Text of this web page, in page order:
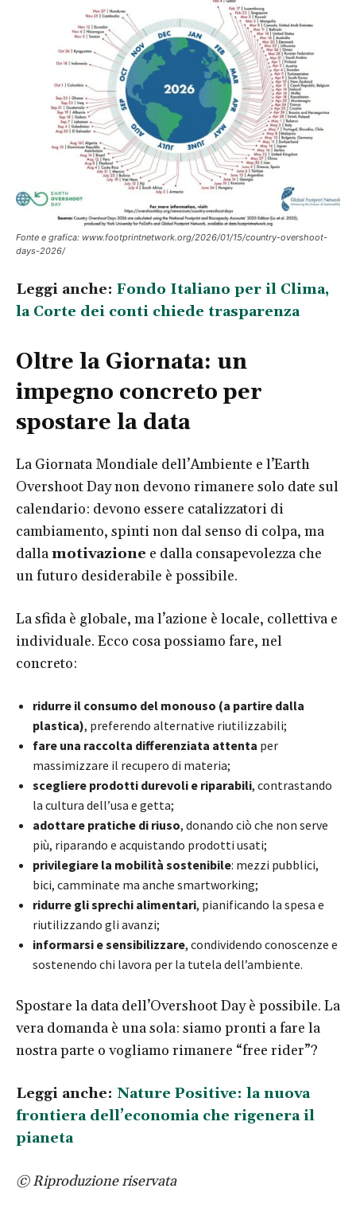
Fonte e grafica: www.footprintnetwork.org/2026/01/15/country-overshoot-
days-2026/
Leggi anche: Fondo Italiano per il Clima,
la Corte dei conti chiede trasparenza
Oltre la Giornata: un
impegno concreto per
spostare la data
La Giornata Mondiale dell’Ambiente e l’Earth
Overshoot Day non devono rimanere solo date sul
calendario: devono essere catalizzatori di
cambiamento, spinti non dal senso di colpa, ma
dallamotivazione e dalla consapevolezza che
un futuro desiderabile è possibile.
La sfida è globale, ma l’azione è locale, collettiva e
individuale. Ecco cosa possiamo fare, nel
concreto:
ridurre il consumo del monouso (a partire dalla
plastica), preferendo alternative riutilizzabili;
fare una raccolta differenziata attenta per
massimizzare il recupero di materia;
scegliere prodotti durevoli e riparabili, contrastando
la cultura dell’usa e getta;
adottare pratiche di riuso, donando ciò che non serve
più, riparando e acquistando prodotti usati;
privilegiare la mobilità sostenibile: mezzi pubblici,
bici, camminate ma anche smartworking;
ridurre gli sprechi alimentari, pianificando la spesa e
riutilizzando gli avanzi;
informarsi e sensibilizzare, condividendo conoscenze e
sostenendo chi lavora per la tutela dell’ambiente.
Spostare la data dell’Overshoot Day è possibile. La
vera domanda è una sola: siamo pronti a fare la
nostra parte o vogliamo rimanere “free rider”?
Leggi anche: Nature Positive: la nuova
frontiera dell’economia che rigenera il
pianeta
© Riproduzione riservata